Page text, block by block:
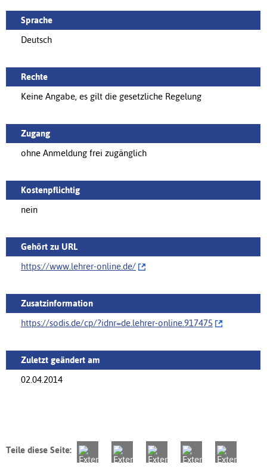
Sprache
Deutsch
Rechte
Keine Angabe, es gilt die gesetzliche Regelung
Zugang
ohne Anmeldung frei zugänglich
Kostenpflichtig
nein
Gehört zu URL
https://www.lehrer-online.de/‌
Zusatzinformation
https://sodis.de/cp/‌?idnr=de.lehrer-online.917475
Zuletzt geändert am
02.04.2014
Teile diese Seite: